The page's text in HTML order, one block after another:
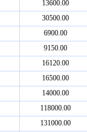
13600.00
30500.00
6900.00
9150.00
16120.00
16500.00
14000.00
118000.00
131000.00